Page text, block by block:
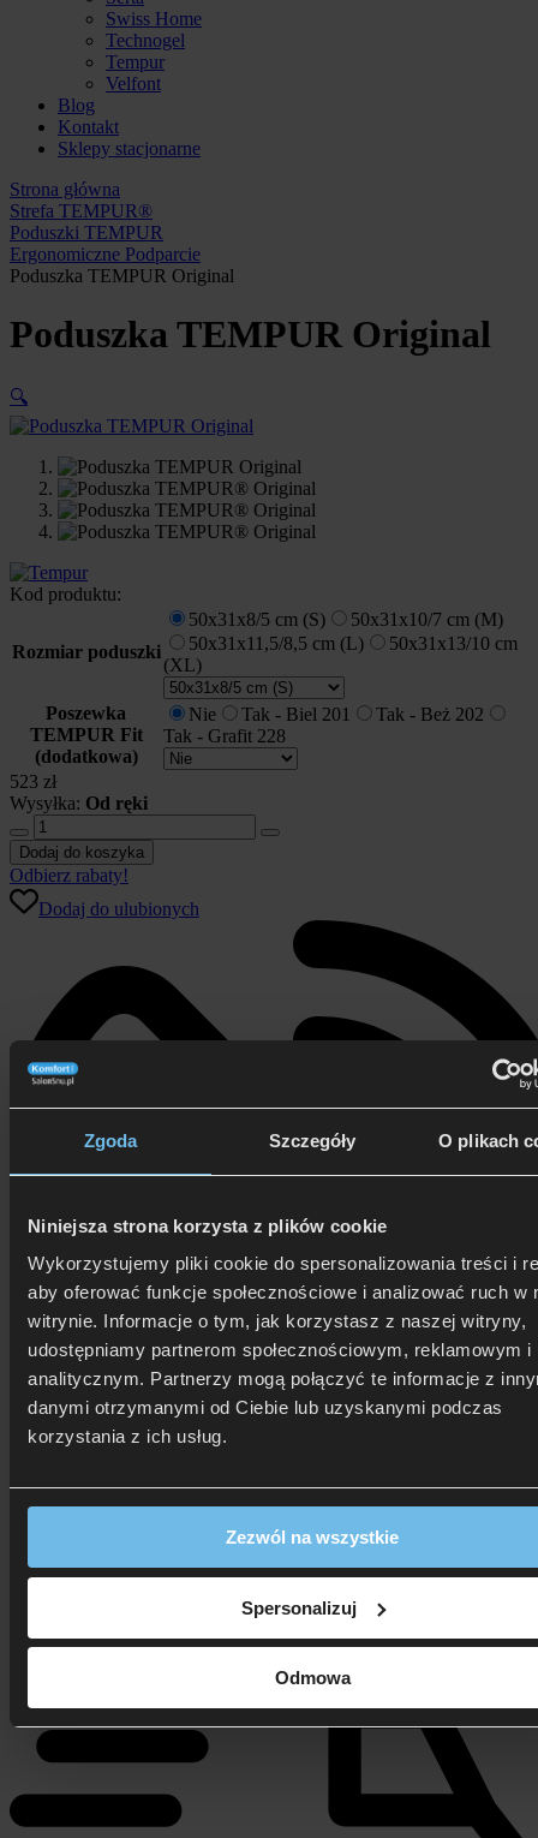
Zgoda Szczegóły O plikach
Niniejsza strona korzysta z plików cookie
Wykorzystujemy pliki cookie do spersonalizowania treści i
aby oferować funkcje społecznościowe i analizować ruch w
witrynie. Informacje o tym, jak korzystasz z naszej witryny,
udostępniamy partnerom społecznościowym, reklamowym i
analitycznym. Partnerzy mogą połączyć te informacje z
danymi otrzymanymi od Ciebie lub uzyskanymi podczas
korzystania z ich usług.
Zezwól na wszystkie
Spersonalizuj
Odmowa
Swiss Home
Technogel
Tempur
Velfont
Blog
Kontakt
Sklepy stacjonarne
Strona główna
Strefa TEMPUR®
Poduszki TEMPUR
Ergonomiczne Podparcie
Poduszka TEMPUR Original
Poduszka TEMPUR Original
🔍
Kod produktu:
Rozmiar poduszki
50x31x8/5 cm (S)
50x31x10/7 cm (M)
50x31x11,5/8,5 cm (L)
50x31x13/10 cm
(XL)
Poszewka
TEMPUR Fit
(dodatkowa)
Nie Tak - Biel 201
Tak - Beż 202
Tak - Grafit 228
523 zł
Wysyłka: Od ręki
ilość
Poduszka
TEMPUR
Original
Dodaj do koszyka
Odbierz rabaty!
Dodaj do ulubionych
- Zamów telefonicznie
Zadzwoń i dowiedz się, jak dostać rabat!